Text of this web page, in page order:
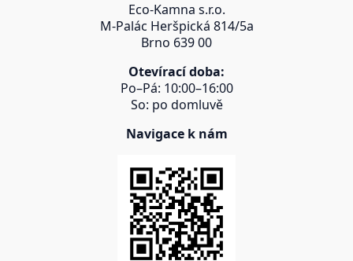
Eco-Kamna s.r.o.
M-Palác Heršpická 814/5a
Brno 639 00
Otevírací doba:
Po–Pá: 10:00–16:00
So: po domluvě
Navigace k nám